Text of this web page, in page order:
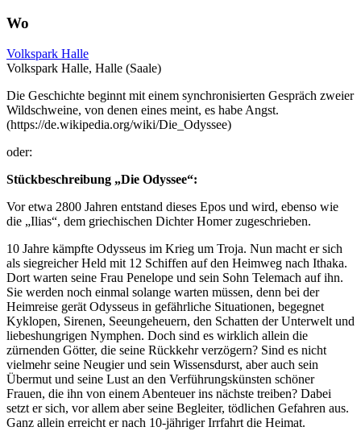
Wo
Volkspark Halle
Volkspark Halle, Halle (Saale)
Die Geschichte beginnt mit einem synchronisierten Gespräch zweier
Wildschweine, von denen eines meint, es habe Angst.
(https://de.wikipedia.org/wiki/Die_Odyssee)
oder:
Stückbeschreibung „Die Odyssee“:
Vor etwa 2800 Jahren entstand dieses Epos und wird, ebenso wie
die „Ilias“, dem griechischen Dichter Homer zugeschrieben.
10 Jahre kämpfte Odysseus im Krieg um Troja. Nun macht er sich
als siegreicher Held mit 12 Schiffen auf den Heimweg nach Ithaka.
Dort warten seine Frau Penelope und sein Sohn Telemach auf ihn.
Sie werden noch einmal solange warten müssen, denn bei der
Heimreise gerät Odysseus in gefährliche Situationen, begegnet
Kyklopen, Sirenen, Seeungeheuern, den Schatten der Unterwelt und
liebeshungrigen Nymphen. Doch sind es wirklich allein die
zürnenden Götter, die seine Rückkehr verzögern? Sind es nicht
vielmehr seine Neugier und sein Wissensdurst, aber auch sein
Übermut und seine Lust an den Verführungskünsten schöner
Frauen, die ihn von einem Abenteuer ins nächste treiben? Dabei
setzt er sich, vor allem aber seine Begleiter, tödlichen Gefahren aus.
Ganz allein erreicht er nach 10-jähriger Irrfahrt die Heimat.